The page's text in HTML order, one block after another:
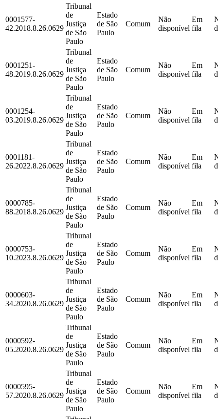
0001577-
42.2018.8.26.0629
Tribunal
de
Justiça
de São
Paulo
Estado
de São
Paulo
Comum
Não
disponível
Em
fila
0001251-
48.2019.8.26.0629
Tribunal
de
Justiça
de São
Paulo
Estado
de São
Paulo
Comum
Não
disponível
Em
fila
0001254-
03.2019.8.26.0629
Tribunal
de
Justiça
de São
Paulo
Estado
de São
Paulo
Comum
Não
disponível
Em
fila
0001181-
26.2022.8.26.0629
Tribunal
de
Justiça
de São
Paulo
Estado
de São
Paulo
Comum
Não
disponível
Em
fila
0000785-
88.2018.8.26.0629
Tribunal
de
Justiça
de São
Paulo
Estado
de São
Paulo
Comum
Não
disponível
Em
fila
0000753-
10.2023.8.26.0629
Tribunal
de
Justiça
de São
Paulo
Estado
de São
Paulo
Comum
Não
disponível
Em
fila
0000603-
34.2020.8.26.0629
Tribunal
de
Justiça
de São
Paulo
Estado
de São
Paulo
Comum
Não
disponível
Em
fila
0000592-
05.2020.8.26.0629
Tribunal
de
Justiça
de São
Paulo
Estado
de São
Paulo
Comum
Não
disponível
Em
fila
0000595-
57.2020.8.26.0629
Tribunal
de
Justiça
de São
Paulo
Estado
de São
Paulo
Comum
Não
disponível
Em
fila